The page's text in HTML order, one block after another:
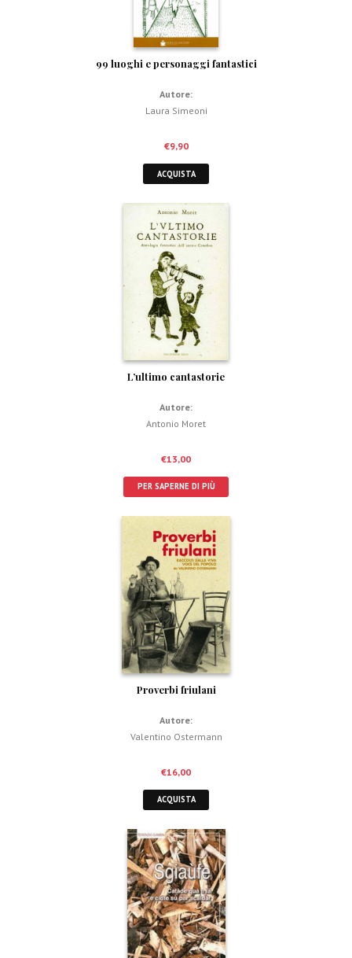
99 luoghi e personaggi fantastici
Autore:
Laura Simeoni
€9,90
ACQUISTA
L’ultimo cantastorie
Autore:
Antonio Moret
€13,00
PER SAPERNE DI PIÙ
Proverbi friulani
Autore:
Valentino Ostermann
€16,00
ACQUISTA